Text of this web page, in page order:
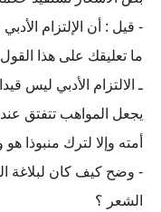
- قيل : أن الإلتزام
ما تعليقك على هذا
ـ الالتزام الأدبي ليس
يجعل المواهب تتفتق
أمته وإلا لترك منبوذا هو
- وضح كيف كان لبلاغة
الشعر ؟